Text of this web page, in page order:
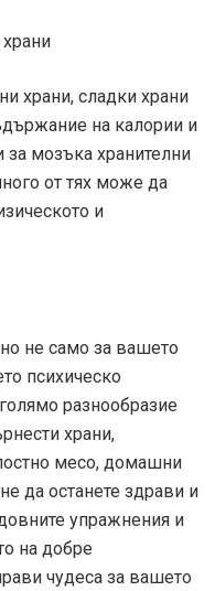
храни, сладки храни
на калории и
мозъка хранителни
от тях може да
и
не само за вашето
психическо
разнообразие
храни,
месо, домашни
да останете здрави и
упражнения и
на добре
чудеса за вашето